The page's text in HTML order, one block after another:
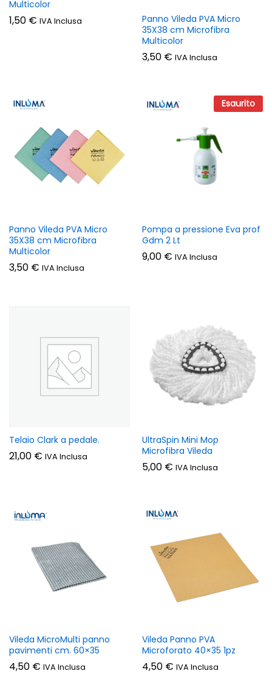
Multicolor
1,50 € IVA Inclusa
Panno Vileda PVA Micro
35X38 cm Microfibra
Multicolor
3,50 € IVA Inclusa
Panno Vileda PVA Micro
35X38 cm Microfibra
Multicolor
3,50 € IVA Inclusa
Esaurito
Pompa a pressione Eva prof
Gdm 2 Lt
9,00 € IVA Inclusa
Telaio Clark a pedale.
21,00 € IVA Inclusa
UltraSpin Mini Mop
Microfibra Vileda
5,00 € IVA Inclusa
Vileda MicroMulti panno
pavimenti cm. 60×35
4,50 € IVA Inclusa
Vileda Panno PVA
Microforato 40×35 1pz
4,50 € IVA Inclusa